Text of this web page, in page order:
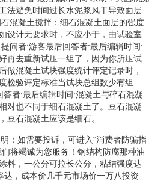
法避免时间过长水泥浆风干导致面层
混凝土搅拌：细石混凝土面层的强度
设计无要求时，不应小于，由试验室
问者:游客最后回答者:最后编辑时间:
再去重新试压一组了，因为你所压试
做混凝土试块强度统计评定记录时，
检验评定标准当试块总组数少有组
者:最后编辑时间:混凝土与碎石混凝
对也不同于细石混凝土了。豆石混凝
豆石混凝土应该是细石。
：如需要投诉，可进入“消费者防骗指
将竭诚为您服务！钢结构防腐那种油
料，一公分可拉长公分，粘结强度达
，成本价几千元市场价一万八投资